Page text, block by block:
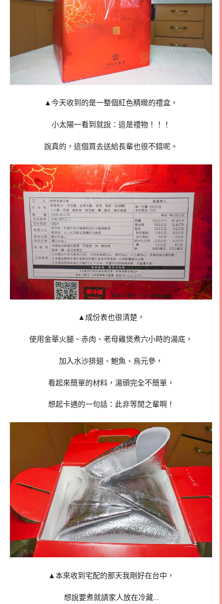
▲今天收到的是一整個紅色精緻的禮盒，
小太陽一看到就說：這是禮物！！！
說真的，這個買去送給長輩也很不錯呢。
▲成份表也很清楚，
使用金華火腿、赤肉、老母雞煲煮六小時的湯底，
加入水沙排翅、鮑魚、烏元參，
看起來簡單的材料，湯頭完全不簡單，
想起卡通的一句話：此非等閒之輩啊！
▲本來收到宅配的那天我剛好在台中，
想說要煮就請家人放在冷藏…